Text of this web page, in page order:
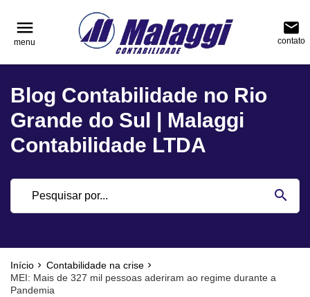
menu
menu
email
contato
Blog Contabilidade no Rio
Grande do Sul | Malaggi
Contabilidade LTDA
search
Início
Contabilidade na crise
MEI: Mais de 327 mil pessoas aderiram ao regime durante a
Pandemia
reply NAVEGAÇÃO
Blog
Contabilidade
Notícias
reply FALE CONOSCO
phone (51) 3751-0400
location_on
Rua Júlio de Castilhos, nº 983, salas 3 e 4
Encantado - Rio Grande do Sul